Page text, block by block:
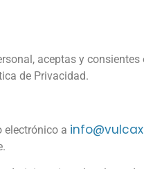
aceptas y
de Privacidad.
electrónico a